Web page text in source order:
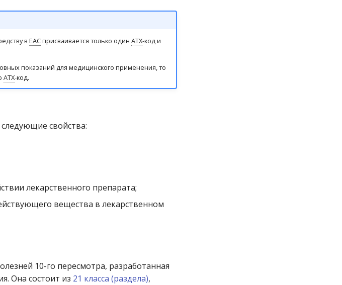
в ЕАСприсваивается только один АТХ-код и
показаний для медицинского применения, то
АТХ-код.
свойства:
лекарственного препарата;
вещества в лекарственном
10-го пересмотра, разработанная
Она состоит из 21 класса (раздела),